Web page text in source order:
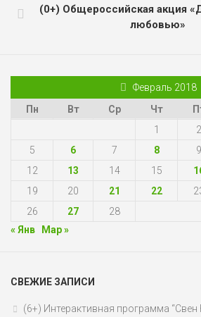
(0+) Общероссийская акция
любовью»
Февраль 2018
Пн
Вт Ср Чт
1
2
5
6 7 8 9
12
13 14 15
19
20 21 22
26
27
28
« Янв
Мар »
СВЕЖИЕ ЗАПИСИ
(6+) Интерактивная программа “Свен